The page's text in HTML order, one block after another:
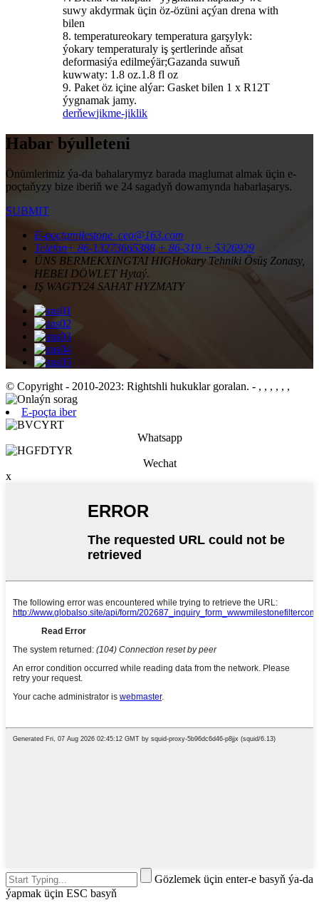
suwy akdyrmak üçin öz-özüni açýan drena with
bilen
8. temperatureokary temperatura garşylyk:
ýokary temperaturaly iş şertlerinde aňsat
deformasiýa edilmeýär;Gazanda suwuň
kuwwaty: 1.8 oz.1.8 fl oz
9. Paket öz içine alýar: Gasket bilen 1 x R12T
ýygnamak jamy.
derňewjikme-jiklik
Habar býulleteni
Önümlerimiz ýa-da bahalarymyz barada maglumat almak üçin e-
poçtaňyzy bize iberiň we 24 sagadyň dowamynda habarlaşarys.
SUBMIT
E-poçtamilestone_ceo@163.com
Telefon+ 86-13273665388 + 86-319 + 5326929
ÜNS BERMEKXINGTAI HIGHokary Tehniki Ösüş Zonasy,
HEBEI DÖWLET Hytaý.
IŞ WAGTY24 SAHAT HYZMATY
© Copyright - 2010-2023: Rightshli hukuklar goralan. - , , , , , ,
E-poçta iber
Whatsapp
Wechat
x
Gözlemek üçin enter-e basyň ýa-da
ýapmak üçin ESC basyň